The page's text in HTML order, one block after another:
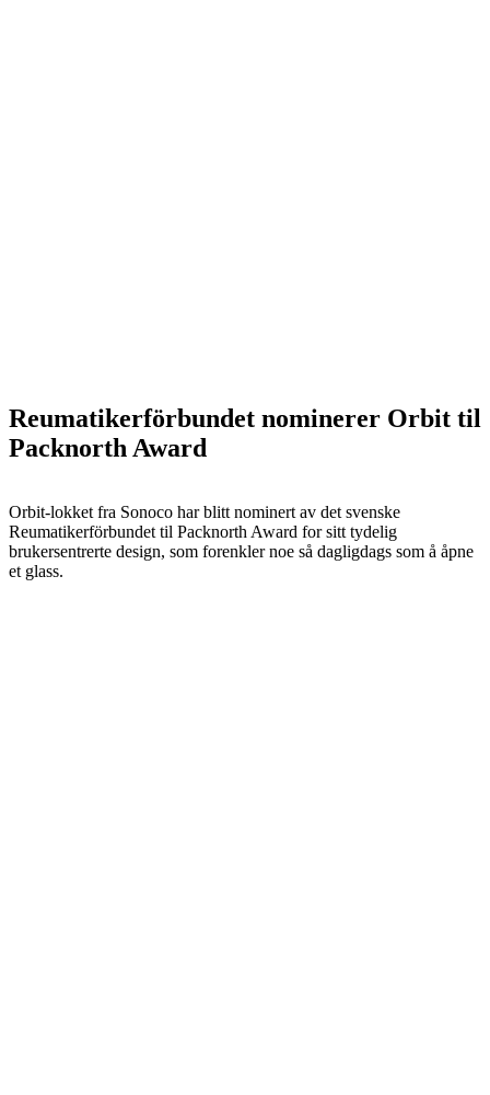
Reumatikerförbundet nominerer Orbit til
Packnorth Award
Orbit-lokket fra Sonoco har blitt nominert av det svenske
Reumatikerförbundet til Packnorth Award for sitt tydelig
brukersentrerte design, som forenkler noe så dagligdags som å åpne
et glass.